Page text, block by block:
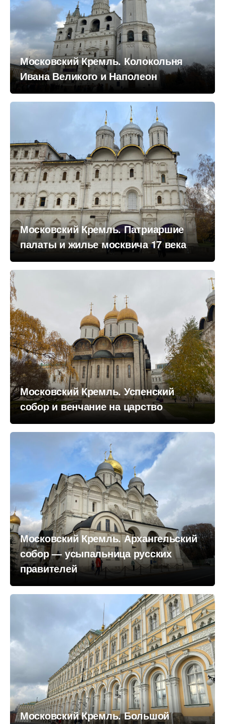
Московский Кремль. Колокольня
Ивана Великого и Наполеон
Московский Кремль. Патриаршие
палаты и жилье москвича 17 века
Московский Кремль. Успенский
собор и венчание на царство
Московский Кремль. Архангельский
собор — усыпальница русских
правителей
Московский Кремль. Большой